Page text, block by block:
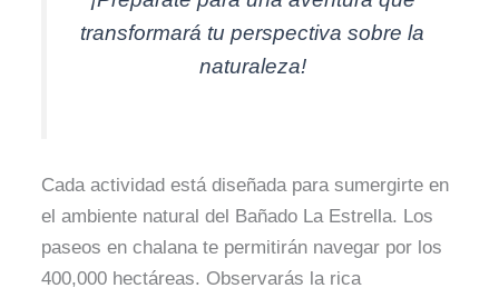
transformará tu perspectiva sobre la
naturaleza!
Cada actividad está diseñada para sumergirte en
el ambiente natural del Bañado La Estrella. Los
paseos en chalana te permitirán navegar por los
400,000 hectáreas. Observarás la rica